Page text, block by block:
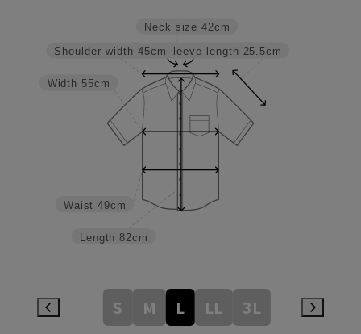
Sleeve length 25.5cm
Neck size 42cm
Length 82cm
Waist 49cm
Width 55cm
Shoulder width 45cm
S M L LL 3L